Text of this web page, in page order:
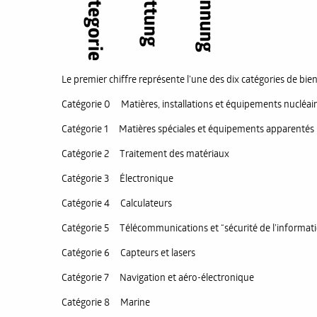
Le premier chiffre représente l’une des dix catégories de
Catégorie 0 Matières, installations et équipements
Catégorie 1 Matières spéciales et équipements apparentés
Catégorie 2 Traitement des matériaux
Catégorie 3 Électronique
Catégorie 4 Calculateurs
Catégorie 5 Télécommunications et “sécurité de
Catégorie 6 Capteurs et lasers
Catégorie 7 Navigation et aéro-électronique
Catégorie 8 Marine